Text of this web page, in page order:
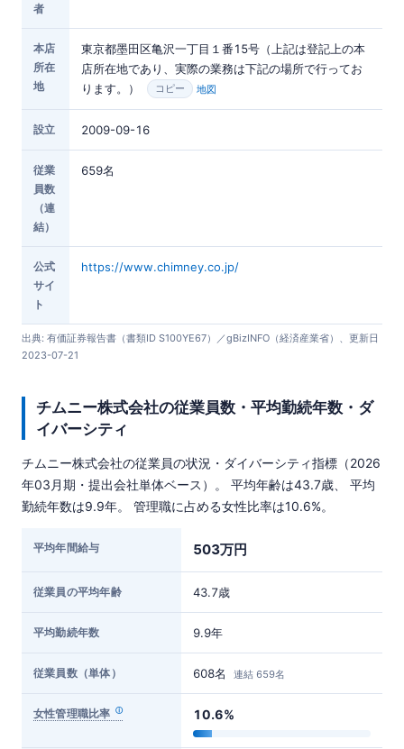
者
本店
所在
地
東京都墨田区亀沢一丁目１番15号（上記は登記上の本
店所在地であり、実際の業務は下記の場所で行ってお
ります。）
コピー 地図
設立 2009-09-16
従業
員数
（連
結）
659名
公式
サイ
ト
https://www.chimney.co.jp/
出典: 有価証券報告書（書類ID S100YE67）／gBizINFO（経済産業省）、更新日
2023-07-21
チムニー株式会社の従業員数・平均勤続年数・ダ
イバーシティ
チムニー株式会社の従業員の状況・ダイバーシティ指標（2026
年03月期・提出会社単体ベース）。 平均年齢は43.7歳、 平均
勤続年数は9.9年。 管理職に占める女性比率は10.6%。
平均年間給与 503万円
従業員の平均年齢 43.7歳
平均勤続年数 9.9年
従業員数（単体） 608名 連結 659名
女性管理職比率 10.6%